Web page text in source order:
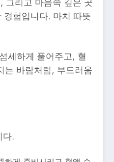
험입니다. 마치 따뜻
세하게 풀어주고, 혈
는 바람처럼, 부드러움
다.